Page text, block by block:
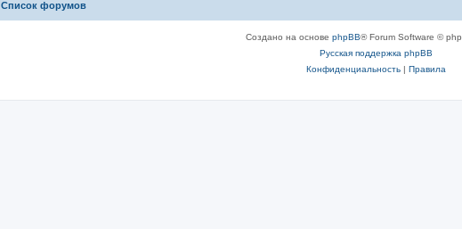
Список форумов
Создано на основе phpBB® Forum Software ©
Русская поддержка phpBB
Конфиденциальность| Правила